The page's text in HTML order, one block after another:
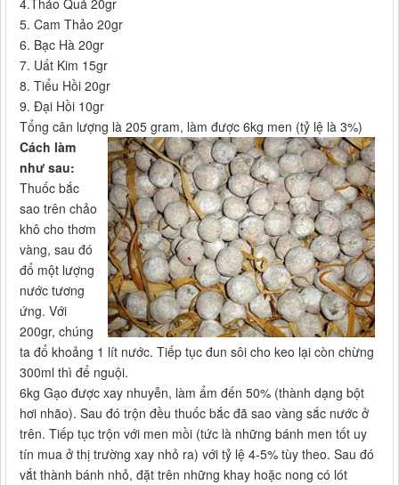
4.Thảo Quả 20gr
5. Cam Thảo 20gr
6. Bạc Hà 20gr
7. Uất Kim 15gr
8. Tiểu Hồi 20gr
9. Đại Hồi 10gr
Tổng cân lượng là 205 gram, làm được 6kg men (tỷ lệ là 3%)
Cách làm
như sau:
Thuốc bắc
sao trên chảo
khô cho thơm
vàng, sau đó
đổ một lượng
nước tương
ứng. Với
200gr, chúng
ta đổ khoảng 1 lít nước. Tiếp tục đun sôi cho keo lại còn chừng
300ml thì để nguội.
6kg Gạo được xay nhuyễn, làm ẩm đến 50% (thành dạng bột
hơi nhão). Sau đó trộn đều thuốc bắc đã sao vàng sắc nước ở
trên. Tiếp tục trộn với men mồi (tức là những bánh men tốt uy
tín mua ở thị trường xay nhỏ ra) với tỷ lệ 4-5% tùy theo. Sau đó
vắt thành bánh nhỏ, đặt trên những khay hoặc nong có lót